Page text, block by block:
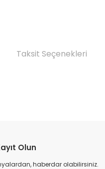
Taksit Seçenekleri
Olun
haberdar olabilirsiniz.